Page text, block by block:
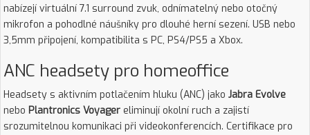
nabízejí virtuální 7.1 surround zvuk, odnímatelný nebo otočný
mikrofon a pohodlné náušníky pro dlouhé herní sezení. USB nebo
3,5mm připojení, kompatibilita s PC, PS4/PS5 a Xbox.
ANC headsety pro homeoffice
Headsety s aktivním potlačením hluku (ANC) jako Jabra Evolve
nebo Plantronics Voyager eliminují okolní ruch a zajistí
srozumitelnou komunikaci při videokonferencích. Certifikace pro